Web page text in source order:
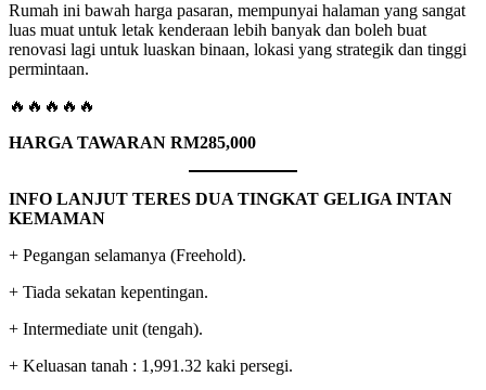
Rumah ini bawah harga pasaran, mempunyai halaman yang sangat
luas muat untuk letak kenderaan lebih banyak dan boleh buat
renovasi lagi untuk luaskan binaan, lokasi yang strategik dan tinggi
permintaan.
🔥🔥🔥🔥🔥
HARGA TAWARAN RM285,000
INFO LANJUT TERES DUA TINGKAT GELIGA INTAN
KEMAMAN
+ Pegangan selamanya (Freehold).
+ Tiada sekatan kepentingan.
+ Intermediate unit (tengah).
+ Keluasan tanah : 1,991.32 kaki persegi.